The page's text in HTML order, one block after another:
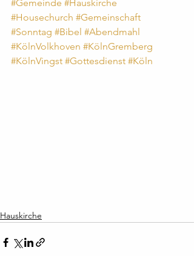
#Gemeinde #Hauskirche
#Housechurch #Gemeinschaft
#Sonntag #Bibel #Abendmahl
#KölnVolkhoven #KölnGremberg
#KölnVingst #Gottesdienst #Köln
Hauskirche